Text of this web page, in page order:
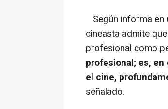
Según informa en
cineasta admite
profesional como
profesional; es,
el cine,
señalado.